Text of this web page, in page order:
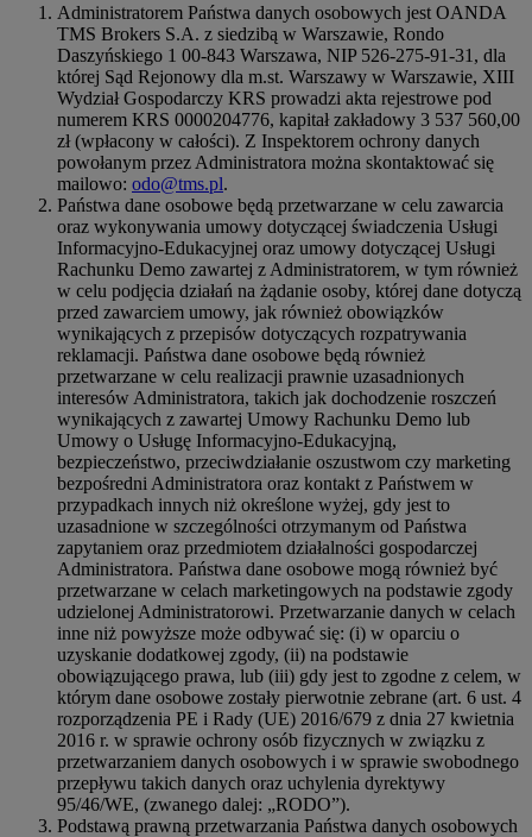
Administratorem Państwa danych osobowych jest OANDA
TMS Brokers S.A. z siedzibą w Warszawie, Rondo
Daszyńskiego 1 00-843 Warszawa, NIP 526-275-91-31, dla
której Sąd Rejonowy dla m.st. Warszawy w Warszawie, XIII
Wydział Gospodarczy KRS prowadzi akta rejestrowe pod
numerem KRS 0000204776, kapitał zakładowy 3 537 560,00
zł (wpłacony w całości). Z Inspektorem ochrony danych
powołanym przez Administratora można skontaktować się
mailowo: odo@tms.pl.
Państwa dane osobowe będą przetwarzane w celu zawarcia
oraz wykonywania umowy dotyczącej świadczenia Usługi
Informacyjno-Edukacyjnej oraz umowy dotyczącej Usługi
Rachunku Demo zawartej z Administratorem, w tym również
w celu podjęcia działań na żądanie osoby, której dane dotyczą
przed zawarciem umowy, jak również obowiązków
wynikających z przepisów dotyczących rozpatrywania
reklamacji. Państwa dane osobowe będą również
przetwarzane w celu realizacji prawnie uzasadnionych
interesów Administratora, takich jak dochodzenie roszczeń
wynikających z zawartej Umowy Rachunku Demo lub
Umowy o Usługę Informacyjno-Edukacyjną,
bezpieczeństwo, przeciwdziałanie oszustwom czy marketing
bezpośredni Administratora oraz kontakt z Państwem w
przypadkach innych niż określone wyżej, gdy jest to
uzasadnione w szczególności otrzymanym od Państwa
zapytaniem oraz przedmiotem działalności gospodarczej
Administratora. Państwa dane osobowe mogą również być
przetwarzane w celach marketingowych na podstawie zgody
udzielonej Administratorowi. Przetwarzanie danych w celach
inne niż powyższe może odbywać się: (i) w oparciu o
uzyskanie dodatkowej zgody, (ii) na podstawie
obowiązującego prawa, lub (iii) gdy jest to zgodne z celem, w
którym dane osobowe zostały pierwotnie zebrane (art. 6 ust. 4
rozporządzenia PE i Rady (UE) 2016/679 z dnia 27 kwietnia
2016 r. w sprawie ochrony osób fizycznych w związku z
przetwarzaniem danych osobowych i w sprawie swobodnego
przepływu takich danych oraz uchylenia dyrektywy
95/46/WE, (zwanego dalej: „RODO”).
Podstawą prawną przetwarzania Państwa danych osobowych